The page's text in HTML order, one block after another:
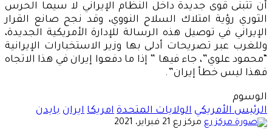
أن تتبنى قوى جديدة داخل النظام الإيراني لا سيما الحرس
الثوري رؤية امتلاك السلاح النووي، وقد نجح صانع القرار
الإيراني في توصيل هذه الرسالة للإدارة الأمريكية الجديدة،
وللغرب عبر تصريحات أدلى بها وزير الاستخبارات الإيرانية
“محمود علوي”، جاء فيها ” إذا ما دفعوا إيران في هذا الاتجاه
فهذا ليس خطأ إيران”.
الوسوم
الرئيس الأمريكي الولايات المتحدة امريكا ايران بايدن
مركز رع أرسل
21 فبراير، 2021